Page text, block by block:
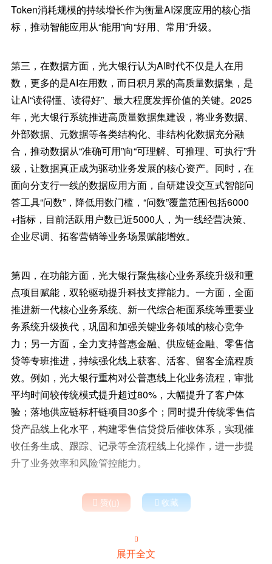
Token消耗规模的持续增长作为衡量AI深度应用的核心指
标，推动智能应用从“能用”向“好用、常用”升级。
第三，在数据方面，光大银行认为AI时代不仅是人在用
数，更多的是AI在用数，而日积月累的高质量数据集，是
让AI“读得懂、读得好”、最大程度发挥价值的关键。2025
年，光大银行系统推进高质量数据集建设，将业务数据、
外部数据、元数据等各类结构化、非结构化数据充分融
合，推动数据从“准确可用”向“可理解、可推理、可执行”升
级，让数据真正成为驱动业务发展的核心资产。同时，在
面向分支行一线的数据应用方面，自研建设交互式智能问
答工具“问数”，降低用数门槛，“问数”覆盖范围包括6000
+指标，目前活跃用户数已近5000人，为一线经营决策、
企业尽调、拓客营销等业务场景赋能增效。
第四，在功能方面，光大银行聚焦核心业务系统升级和重
点项目赋能，双轮驱动提升科技支撑能力。一方面，全面
推进新一代核心业务系统、新一代综合柜面系统等重要业
务系统升级换代，巩固和加强关键业务领域的核心竞争
力；另一方面，全力支持普惠金融、供应链金融、零售信
贷等专班推进，持续强化线上获客、活客、留客全流程质
效。例如，光大银行重构对公普惠线上化业务流程，审批
平均时间较传统模式提升超过80%，大幅提升了客户体
验；落地供应链标杆链项目30多个；同时提升传统零售信
贷产品线上化水平，构建零售信贷贷后催收体系，实现催
收任务生成、跟踪、记录等全流程线上化操作，进一步提
升了业务效率和风险管控能力。
 赞()  收藏

展开全文